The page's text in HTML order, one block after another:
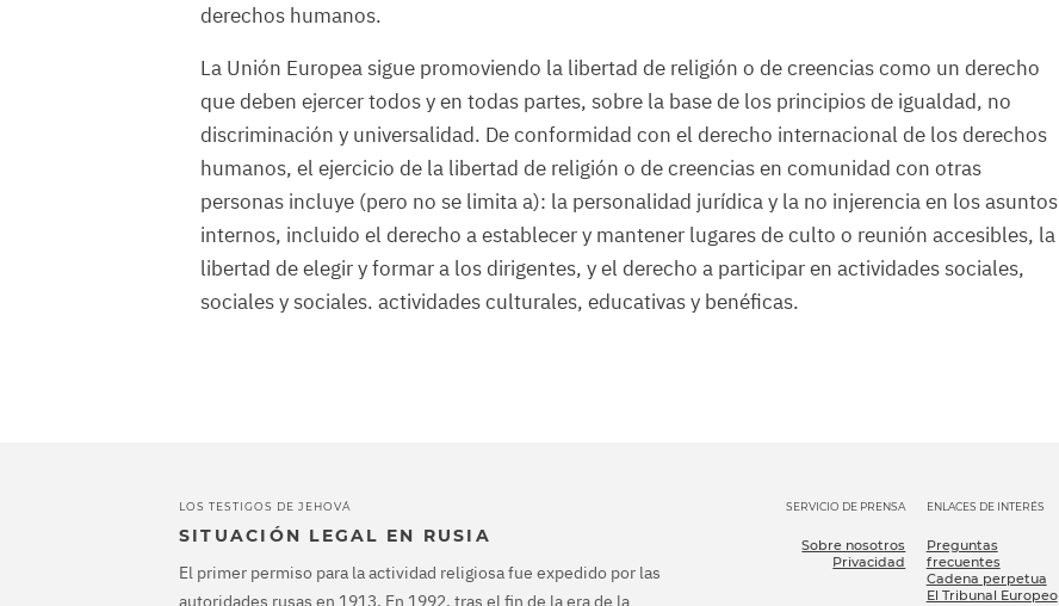
derechos humanos.
La Unión Europea sigue promoviendo la libertad de religión o de creencias como un derecho
que deben ejercer todos y en todas partes, sobre la base de los principios de igualdad, no
discriminación y universalidad. De conformidad con el derecho internacional de los derechos
humanos, el ejercicio de la libertad de religión o de creencias en comunidad con otras
personas incluye (pero no se limita a): la personalidad jurídica y la no injerencia en los asuntos
internos, incluido el derecho a establecer y mantener lugares de culto o reunión accesibles, la
libertad de elegir y formar a los dirigentes, y el derecho a participar en actividades sociales,
sociales y sociales. actividades culturales, educativas y benéficas.
LOS TESTIGOS DE JEHOVÁ
SITUACIÓN LEGAL EN RUSIA
El primer permiso para la actividad religiosa fue expedido por las
autoridades rusas en 1913. En 1992, tras el fin de la era de la
SERVICIO DE PRENSA
Sobre nosotros
Privacidad
ENLACES DE INTERÉS
Preguntas
frecuentes
Cadena perpetua
El Tribunal Europeo